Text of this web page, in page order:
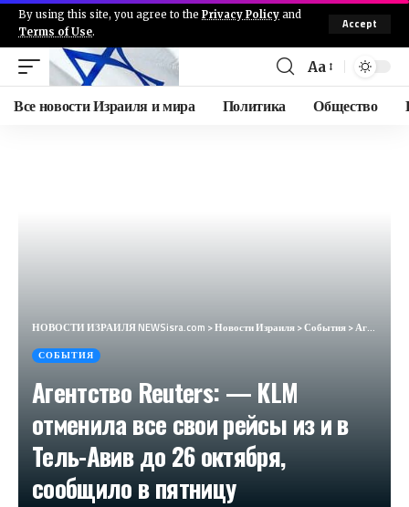
By using this site, you agree to the Privacy Policy and
Terms of Use.
Accept
Aa
Все новости Израиля и мира Политика Общество
НОВОСТИ ИЗРАИЛЯ NEWSisra.com >Новости Израиля>События>Агентство Reuters: — KLM отменила все свои рейсы из и в Тель-Авив до 26 октября, сообщило в пятницу
СОБЫТИЯ
Агентство Reuters: — KLM
отменила все свои рейсы из и в
Тель-Авив до 26 октября,
сообщило в пятницу